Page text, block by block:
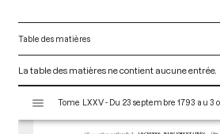
Table des matières
La table des matières ne contient aucune entrée.
s
Tome LXXV - Du 23 septembre 1793 au 3